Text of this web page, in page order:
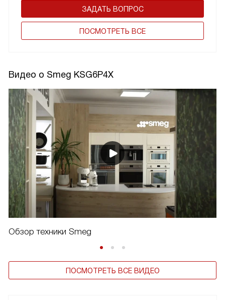
ЗАДАТЬ ВОПРОС
ПОCМОТРЕТЬ ВСЕ
Видео о Smeg KSG6P4X
Обзор техники Smeg
ПОСМОТРЕТЬ ВСЕ ВИДЕО